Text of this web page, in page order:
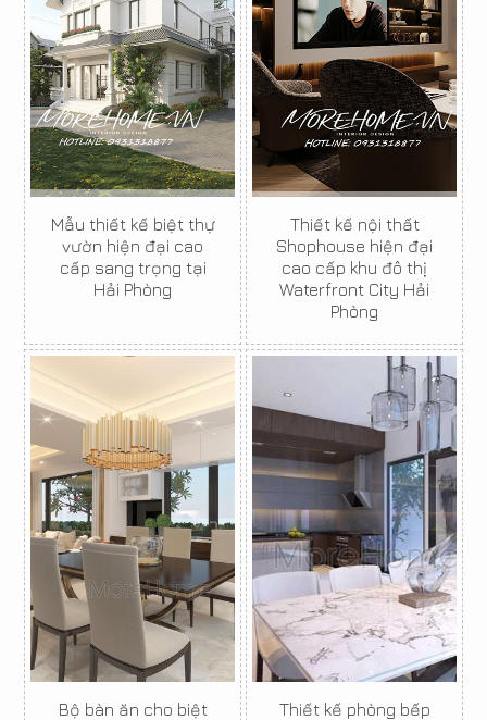
Mẫu thiết kế biệt thự
vườn hiện đại cao
cấp sang trọng tại
Hải Phòng
Thiết kế nội thất
Shophouse hiện đại
cao cấp khu đô thị
Waterfront City Hải
Phòng
Bộ bàn ăn cho biệt Thiết kế phòng bếp